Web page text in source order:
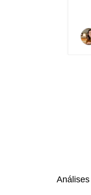
Análises